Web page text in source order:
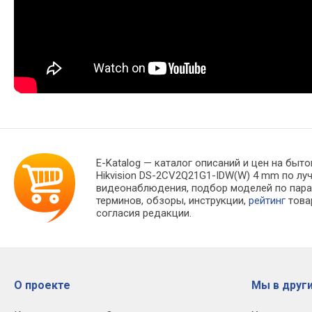
E-Katalog — каталог описаний и цен на
Hikvision DS-2CV2Q21G1-IDW(W) 4 mm по
видеонаблюдения, подбор моделей по
терминов, обзоры, инструкции,рейтинг
согласия редакции.
О проекте Мы в